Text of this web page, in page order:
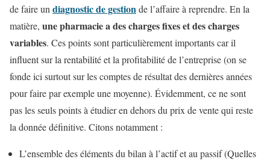
de faire un diagnostic de gestionde l’affaire à reprendre. En la
matière, une pharmacie a des charges fixes et des charges
variables. Ces points sont particulièrement importants car il
influent sur la rentabilité et la profitabilité de l’entreprise (on se
fonde ici surtout sur les comptes de résultat des dernières années
pour faire par exemple une moyenne). Évidemment, ce ne sont
pas les seuls points à étudier en dehors du prix de vente qui reste
la donnée définitive. Citons notamment :
L’ensemble des éléments du bilan à l’actif et au passif (Quelles